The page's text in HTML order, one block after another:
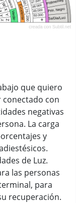
que quiero
conectado con
negativas
La carga
y
de Luz.
las personas
para
recuperación.